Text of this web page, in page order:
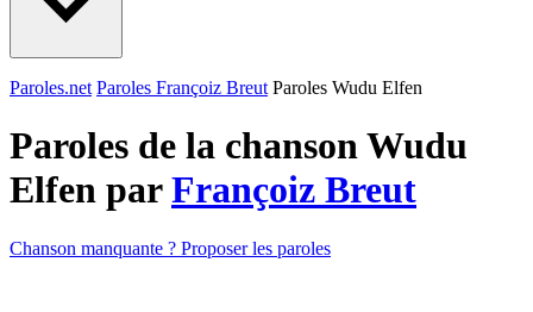
Paroles.net Paroles Françoiz Breut Paroles Wudu Elfen
Paroles de la chanson Wudu
Elfen parFrançoiz Breut
Chanson manquante ? Proposer les paroles